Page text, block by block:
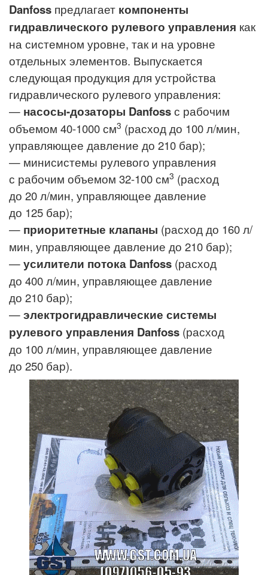
Danfoss предлагает компоненты
гидравлического рулевого управления как
на системном уровне, так и на уровне
отдельных элементов. Выпускается
следующая продукция для устройства
гидравлического рулевого управления:
— насосы-дозаторы Danfossс рабочим
объемом 40-1000 см3 (расход до 100 л/мин,
управляющее давление до 210 бар);
— минисистемы рулевого управления
с рабочим объемом 32-100 см3 (расход
до 20 л/мин, управляющее давление
до 125 бар);
— приоритетные клапаны (расход до 160 л/
мин, управляющее давление до 210 бар);
—усилители потока Danfoss (расход
до 400 л/мин, управляющее давление
до 210 бар);
—электрогидравлические системы
рулевого управления Danfoss (расход
до 100 л/мин, управляющее давление
до 250 бар).